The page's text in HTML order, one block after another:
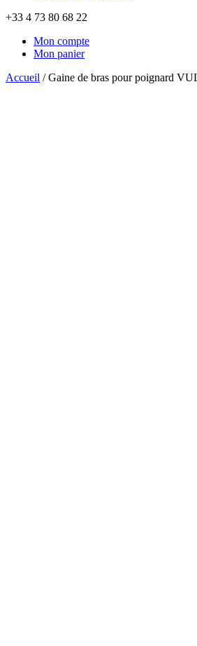
+33 4 73 80 68 22
Mon compte
Mon panier
Accueil /Gaine de bras pour poignard